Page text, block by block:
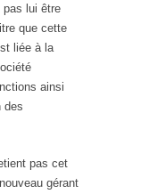
pas lui être
que cette
liée à la
ainsi
des
pas cet
gérant